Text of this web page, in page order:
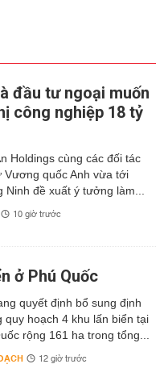
đầu tư ngoại muốn
công nghiệp 18 tỷ
Holdings cùng các đối tác
Vương quốc Anh vừa tới
Ninh đề xuất ý tưởng làm...
10 giờ trước
ở Phú Quốc
quyết định bổ sung định
quy hoạch 4 khu lấn biển tại
rộng 161 ha trong tổng...
12 giờ trước